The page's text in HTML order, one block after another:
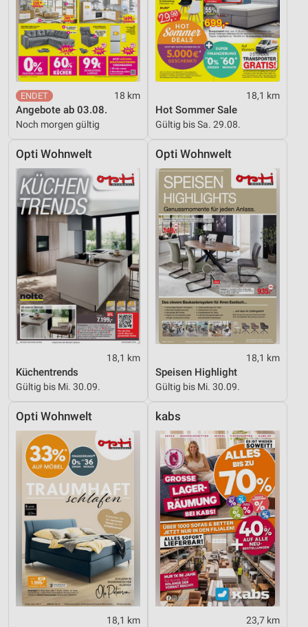
18 km
Angebote ab 03.08.
Noch morgen gültig
18,1 km
Hot Sommer Sale
Gültig bis Sa. 29.08.
Opti Wohnwelt
18,1 km
Küchentrends
Gültig bis Mi. 30.09.
Opti Wohnwelt
18,1 km
Speisen Highlight
Gültig bis Mi. 30.09.
Opti Wohnwelt
18,1 km
kabs
23,7 km